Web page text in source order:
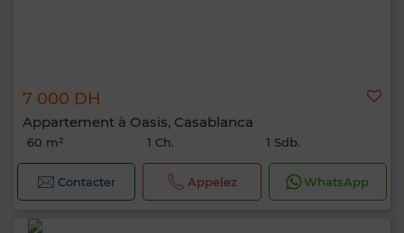
7 000 DH
Appartement à Oasis, Casablanca
60 m² 1 Ch. 1 Sdb.
Contacter Appelez WhatsApp